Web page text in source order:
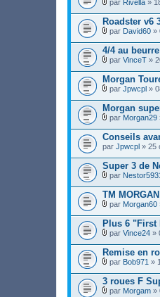
)
n
t
(
s
)
r
s
)
o
i
n
t
(
s
)
F
i
c
h
i
e
r
s
)
o
i
n
t
(
s
par Rivella »
Roadster v6
F
i
c
h
i
e
r
s
)
o
i
n
t
(
s
)
par David60 »
4/4 au
F
i
c
h
i
e
r
s
)
j
o
i
n
t
(
s
)
par VinceT »
Morgan
F
i
c
h
i
e
r
s
)
o
i
n
t
(
s
)
par Jpwcpl »
Morgan
F
i
c
h
i
e
r
s
)
o
i
n
t
(
s
)
par Morgan29
Conseils
par Jpwcpl » 25
Super 3 de
F
i
c
h
i
e
r
s
)
o
n
par
TM
F
i
c
h
i
e
r
s
par Morgan60
Plus 6 "First
F
i
c
h
i
e
r
par Vince24 »
Remise en
F
i
c
h
par Bob971 »
3 roues F
par Morgam »